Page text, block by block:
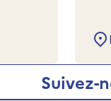
Suivez-